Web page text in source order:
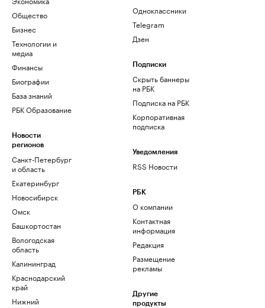
Общество
Бизнес
Технологии и
медиа
Финансы
Биографии
База знаний
РБК Образование
Новости
регионов
Санкт-Петербург
и область
Екатеринбург
Новосибирск
Омск
Башкортостан
Вологодская
область
Калининград
Краснодарский
край
Нижний
Одноклассники
Telegram
Дзен
Подписки
Скрыть баннеры
на РБК
Подписка на РБК
Корпоративная
подписка
Уведомления
RSS Новости
РБК
О компании
Контактная
информация
Редакция
Размещение
рекламы
Другие
продукты